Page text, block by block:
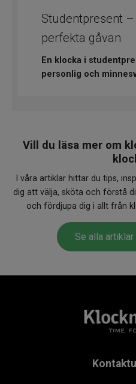
​Studentpresent
perfekta gåvan
En klocka i
personlig och
Vill du läsa mer om
I våra artiklar hittar du tips,
dig att välja, sköta och förstå
och fördjupa dig i allt från
Se alla